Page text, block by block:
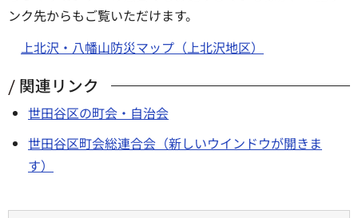
ンク先からもご覧いただけます。
上北沢・八幡山防災マップ（上北沢地区）
関連リンク
世田谷区の町会・自治会
世田谷区町会総連合会（新しいウインドウが開きま
す）